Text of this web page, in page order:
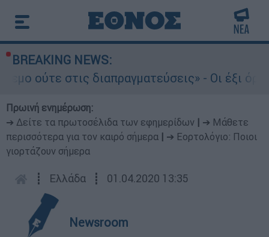
BREAKING NEWS:
στις διαπραγματεύσεις» - Οι έξι όροι
Πρωινή ενημέρωση:
➔ Δείτε τα πρωτοσέλιδα των εφημερίδων
➔ Μάθετε
περισσότερα για τον καιρό σήμερα
➔ Εορτολόγιο: Ποιοι
γιορτάζουν σήμερα
┋ Ελλάδα ┋ 01.04.2020 13:35
Newsroom